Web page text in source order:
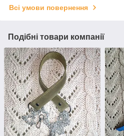
Всі умови повернення
Подібні товари компанії